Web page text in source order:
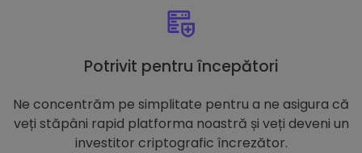
Potrivit pentru începători
Ne concentrăm pe simplitate pentru a ne asigura că
veți stăpâni rapid platforma noastră și veți deveni un
investitor criptografic încrezător.